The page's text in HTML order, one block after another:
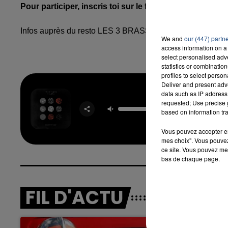
16h00 - 20h00
LA TEAM DU WEEK-END
Pour participer, inscris toi sur le formulaire ci-
Infos auprès du resto LES 3 BRASSEURS au
FIL D'ACTU
We and our (447)
access information on
select personalised
statistics or
profiles to select
Deliver and present
data such as IP
requested; Use precise
based on information
Vous pouvez accepter
mes choix". Vous
ce site. Vous pouvez
bas de chaque page.